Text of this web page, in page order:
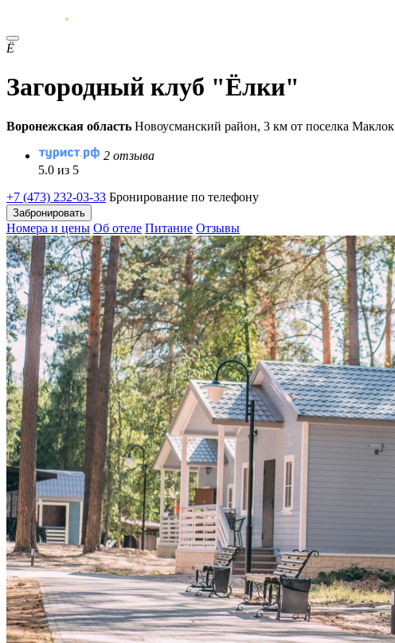
Ё
Загородный клуб "Ёлки"
Воронежская область Новоусманский район, 3 км от поселка Маклок
2 отзыва
5.0 из 5
+7 (473) 232-03-33 Бронирование по телефону
Забронировать
Номера и цены Об отеле Питание Отзывы